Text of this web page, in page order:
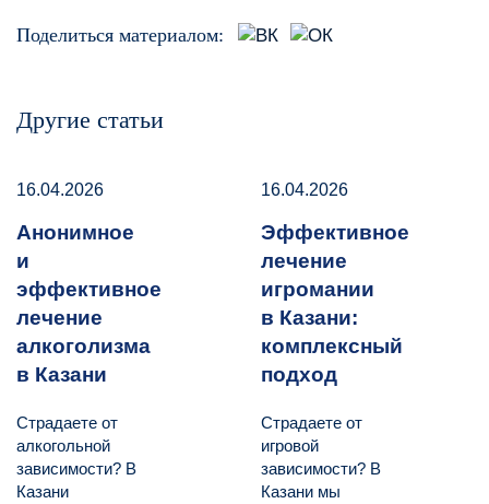
Поделиться материалом:
Другие статьи
16.04.2026
Анонимное
и
эффективное
лечение
алкоголизма
в Казани
Страдаете от
алкогольной
зависимости? В
Казани
16.04.2026
Эффективное
лечение
игромании
в Казани:
комплексный
подход
Страдаете от
игровой
зависимости? В
Казани мы